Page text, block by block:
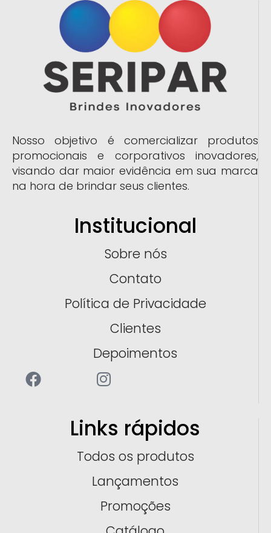
Nosso objetivo é comercializar produtos
promocionais e corporativos inovadores,
visando dar maior evidência em sua marca
na hora de brindar seus clientes.
Institucional
Sobre nós
Contato
Política de Privacidade
Clientes
Depoimentos
Links rápidos
Todos os produtos
Lançamentos
Promoções